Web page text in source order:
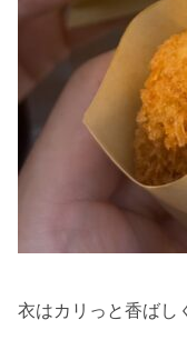
衣はカリっと香ばし